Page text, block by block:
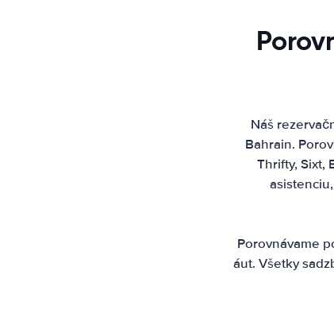
Náš
Bahrain.
Thrifty, Sixt,
Porovnávame
áut. Všetky